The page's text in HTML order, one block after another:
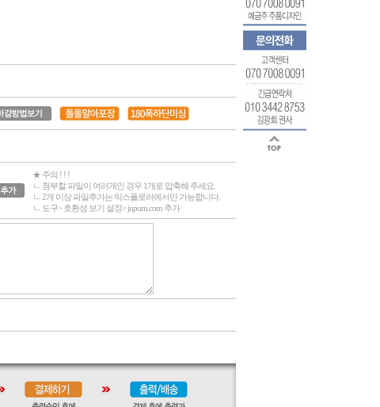
★ 주의 ! ! !
ㄴ 첨부할 파일이 여러개인 경우 1개로 압축해 주세요.
ㄴ 2개 이상 파일추가는 익스플로러에서만 가능합니다.
ㄴ 도구> 호환성 보기 설정> jupum.com 추가